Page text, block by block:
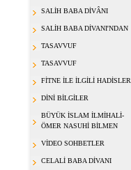
SALİH BABA DİVÂNI
SALİH BABA DİVANI'NDAN
TASAVVUF
TASAVVUF
FİTNE İLE İLGİLİ HADİSLER
DİNİ BİLGİLER
BÜYÜK İSLAM İLMİHALİ-
ÖMER NASUHİ BİLMEN
VİDEO SOHBETLER
CELALİ BABA DİVANI